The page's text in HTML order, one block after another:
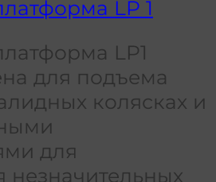
LP 1
LP1
для подъема
колясках и
для
незначительных